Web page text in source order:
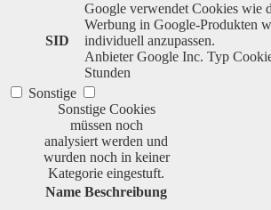
SID
Google verwendet Cookies wie
Werbung in Google-Produkten
individuell anzupassen.
Anbieter Google Inc. Typ
Stunden
Sonstige
Sonstige Cookies
müssen noch
analysiert werden und
wurden noch in keiner
Kategorie eingestuft.
Name Beschreibung